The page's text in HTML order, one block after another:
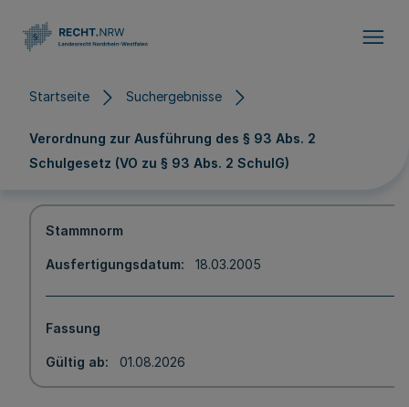
Startseite Suchergebnisse
Verordnung zur Ausführung des § 93 Abs. 2
Schulgesetz (VO zu § 93 Abs. 2 SchulG)
Stammnorm
Ausfertigungsdatum 18.03.2005
Fassung
Gültig ab 01.08.2026